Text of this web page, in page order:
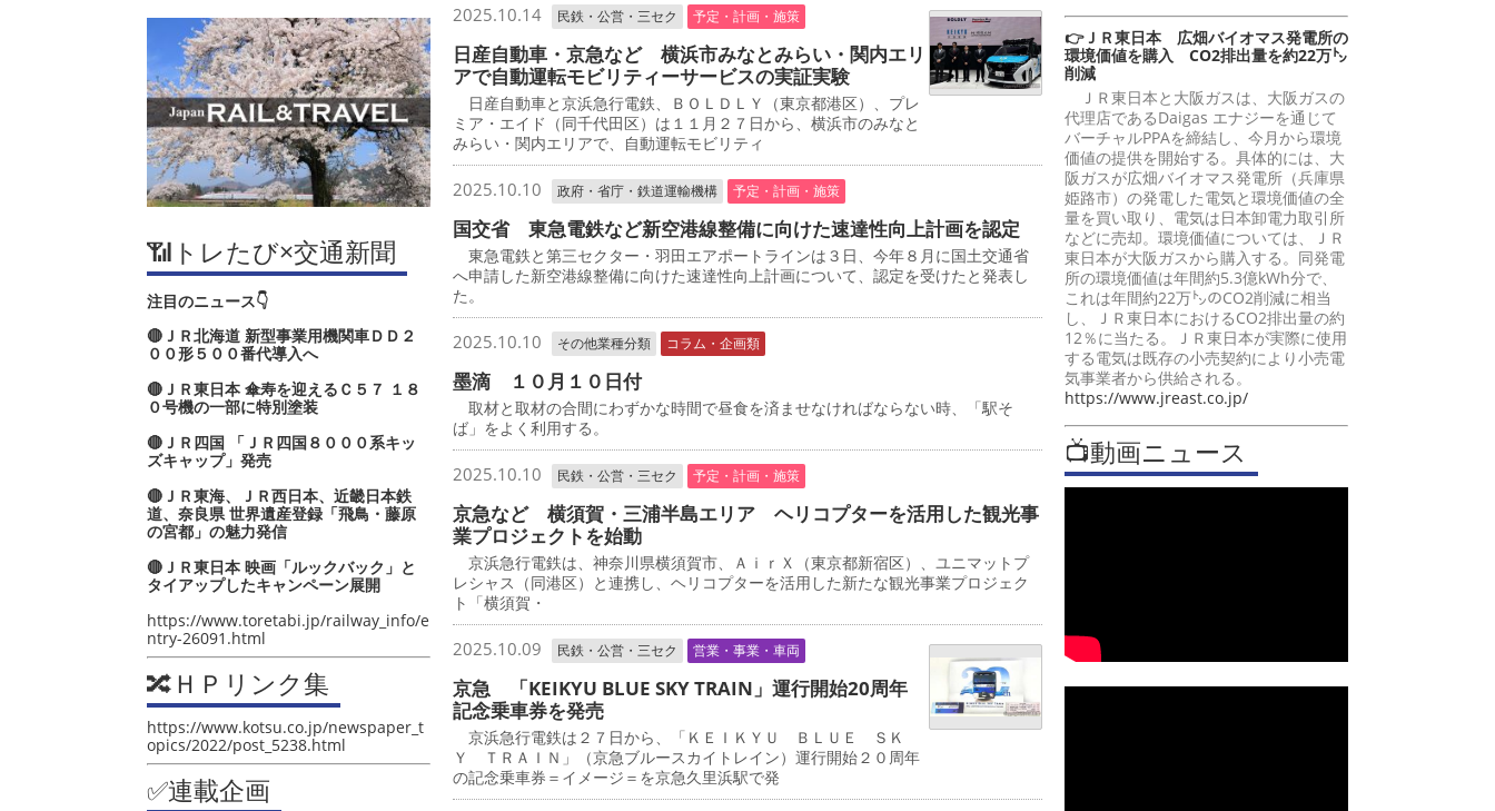
📶トレたび×交通新聞
注目のニュース👇
🔴ＪＲ北海道 新型事業用機関車ＤＤ２
００形５００番代導入へ
🔴ＪＲ東日本 傘寿を迎えるＣ５７ １８
０号機の一部に特別塗装
🔴ＪＲ四国 「ＪＲ四国８０００系キッ
ズキャップ」発売
🔴ＪＲ東海、ＪＲ西日本、近畿日本鉄
道、奈良県 世界遺産登録「飛鳥・藤原
の宮都」の魅力発信
🔴ＪＲ東日本 映画「ルックバック」と
タイアップしたキャンペーン展開
https://www.toretabi.jp/railway_info/e
ntry-26091.html
🔀ＨＰリンク集
https://www.kotsu.co.jp/newspaper_t
opics/2022/post_5238.html
✅連載企画
2025.10.14 民鉄・公営・三セク 予定・計画・施策
日産自動車・京急など 横浜市みなとみらい・関内エリ
アで自動運転モビリティーサービスの実証実験
日産自動車と京浜急行電鉄、ＢＯＬＤＬＹ（東京都港区）、プレ
ミア・エイド（同千代田区）は１１月２７日から、横浜市のみなと
みらい・関内エリアで、自動運転モビリティ
2025.10.10 政府・省庁・鉄道運輸機構 予定・計画・施策
国交省 東急電鉄など新空港線整備に向けた速達性向上計画を認定
東急電鉄と第三セクター・羽田エアポートラインは３日、今年８月に国土交通省
へ申請した新空港線整備に向けた速達性向上計画について、認定を受けたと発表し
た。
2025.10.10 その他業種分類 コラム・企画類
墨滴 １０月１０日付
取材と取材の合間にわずかな時間で昼食を済ませなければならない時、「駅そ
ば」をよく利用する。
2025.10.10 民鉄・公営・三セク 予定・計画・施策
京急など 横須賀・三浦半島エリア ヘリコプターを活用した観光事
業プロジェクトを始動
京浜急行電鉄は、神奈川県横須賀市、ＡｉｒＸ（東京都新宿区）、ユニマットプ
レシャス（同港区）と連携し、ヘリコプターを活用した新たな観光事業プロジェク
ト「横須賀・
2025.10.09 民鉄・公営・三セク 営業・事業・車両
京急 「KEIKYU BLUE SKY TRAIN」運行開始20周年
記念乗車券を発売
京浜急行電鉄は２７日から、「ＫＥＩＫＹＵ ＢＬＵＥ ＳＫ
Ｙ ＴＲＡＩＮ」（京急ブルースカイトレイン）運行開始２０周年
の記念乗車券＝イメージ＝を京急久里浜駅で発
👉ＪＲ東日本 広畑バイオマス発電所の
環境価値を購入 CO2排出量を約22万㌧
削減
ＪＲ東日本と大阪ガスは、大阪ガスの
代理店であるDaigas エナジーを通じて
バーチャルPPAを締結し、今月から環境
価値の提供を開始する。具体的には、大
阪ガスが広畑バイオマス発電所（兵庫県
姫路市）の発電した電気と環境価値の全
量を買い取り、電気は日本卸電力取引所
などに売却。環境価値については、ＪＲ
東日本が大阪ガスから購入する。同発電
所の環境価値は年間約5.3億kWh分で、
これは年間約22万㌧のCO2削減に相当
し、ＪＲ東日本におけるCO2排出量の約
12％に当たる。ＪＲ東日本が実際に使用
する電気は既存の小売契約により小売電
気事業者から供給される。
https://www.jreast.co.jp/
📺動画ニュース